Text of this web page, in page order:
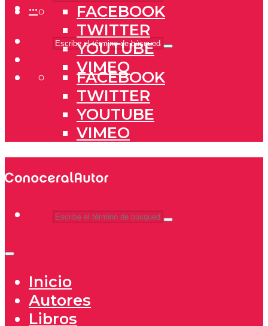
FACEBOOK
TWITTER
YOUTUBE
VIMEO
···
FACEBOOK
TWITTER
YOUTUBE
VIMEO
Inicio
Autores
Libros